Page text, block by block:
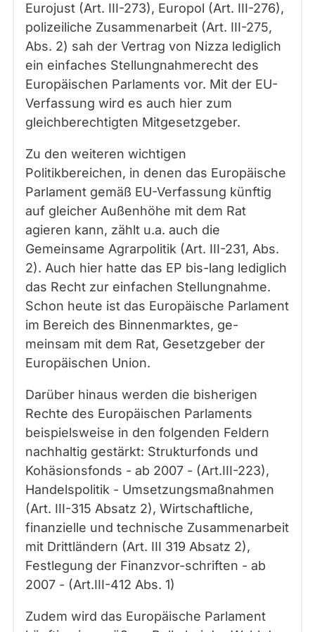
Eurojust (Art. III-273), Europol (Art. III-276),
polizeiliche Zusammenarbeit (Art. III-275,
Abs. 2) sah der Vertrag von Nizza lediglich
ein einfaches Stellungnahmerecht des
Europäischen Parlaments vor. Mit der EU-
Verfassung wird es auch hier zum
gleichberechtigten Mitgesetzgeber.
Zu den weiteren wichtigen
Politikbereichen, in denen das Europäische
Parlament gemäß EU-Verfassung künftig
auf gleicher Außenhöhe mit dem Rat
agieren kann, zählt u.a. auch die
Gemeinsame Agrarpolitik (Art. III-231, Abs.
2). Auch hier hatte das EP bis-lang lediglich
das Recht zur einfachen Stellungnahme.
Schon heute ist das Europäische Parlament
im Bereich des Binnenmarktes, ge-
meinsam mit dem Rat, Gesetzgeber der
Europäischen Union.
Darüber hinaus werden die bisherigen
Rechte des Europäischen Parlaments
beispielsweise in den folgenden Feldern
nachhaltig gestärkt: Strukturfonds und
Kohäsionsfonds - ab 2007 - (Art.III-223),
Handelspolitik - Umsetzungsmaßnahmen
(Art. III-315 Absatz 2), Wirtschaftliche,
finanzielle und technische Zusammenarbeit
mit Drittländern (Art. III 319 Absatz 2),
Festlegung der Finanzvor-schriften - ab
2007 - (Art.III-412 Abs. 1)
Zudem wird das Europäische Parlament